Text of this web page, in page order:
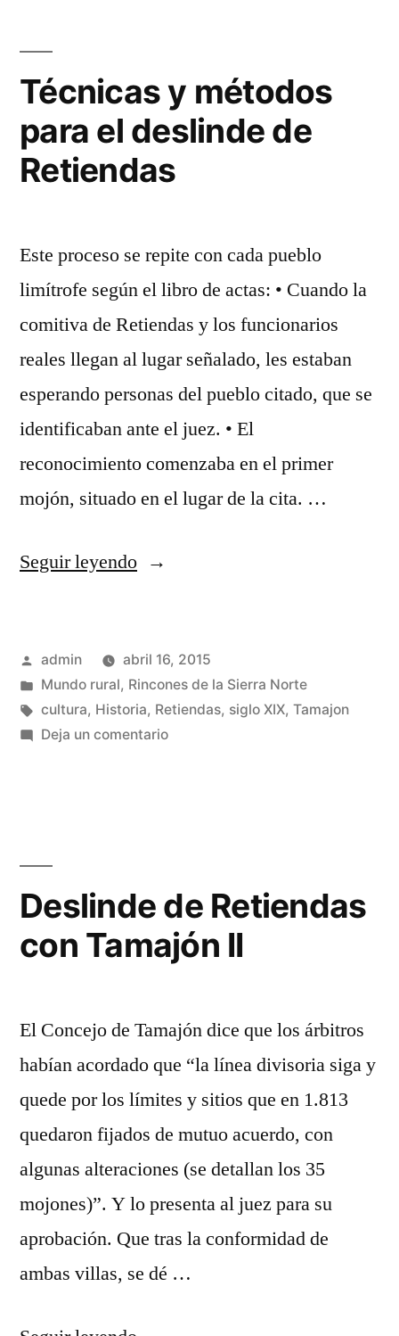
en
1.818
Técnicas y métodos
para el deslinde de
Retiendas
Este proceso se repite con cada pueblo
limítrofe según el libro de actas: • Cuando la
comitiva de Retiendas y los funcionarios
reales llegan al lugar señalado, les estaban
esperando personas del pueblo citado, que se
identificaban ante el juez. • El
reconocimiento comenzaba en el primer
mojón, situado en el lugar de la cita. …
Seguir leyendo«Técnicas
para
el
deslinde
Publicado
por
admin
abril 16, 2015
Publicado
en
Mundo rural, Rincones de la Sierra Norte
Etiquetas:
cultura, Historia, Retiendas, siglo XIX, Tamajon
Deja un comentarioen
de
Retiendas
Deslinde de Retiendas
con Tamajón II
El Concejo de Tamajón dice que los árbitros
habían acordado que “la línea divisoria siga y
quede por los límites y sitios que en 1.813
quedaron fijados de mutuo acuerdo, con
algunas alteraciones (se detallan los 35
mojones)”. Y lo presenta al juez para su
aprobación. Que tras la conformidad de
ambas villas, se dé …